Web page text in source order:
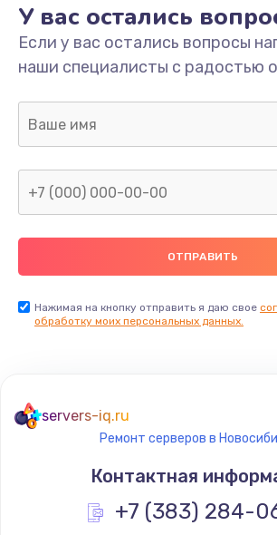
У вас остались
Если у вас остались вопросы
наши специалисты с радостью
Нажимая на кнопку отправить я даю свое
обработку моих персональных данных.
servers-iq.ru
Ремонт серверов в
Контактная
+7 (383) 284-